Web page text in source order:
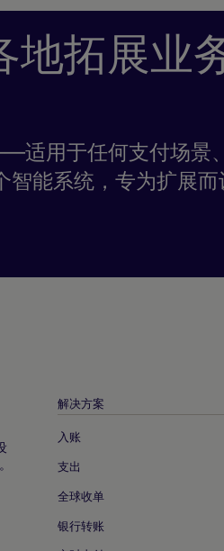
地拓展业
适用于任何支付场景
能系统，专为扩展而
解决方案
入账
支出
全球收单
银行转账